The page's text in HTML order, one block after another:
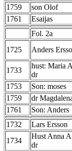
1759
son Olof
1761
Esaijas
Fol. 2a
1725
Anders
1733
hust: Maria
dr
1753
Son: moses
1759
dr
1761
Son: Anders
1732
Lars Ersson
1734
Hust Anna
dr